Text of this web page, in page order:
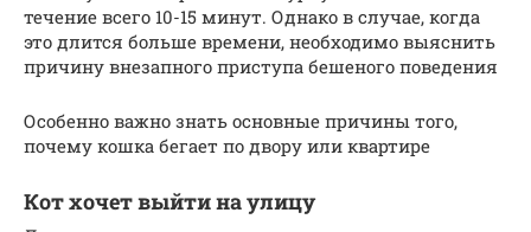
течение всего 10-15 минут. Однако в случае, когда
это длится больше времени, необходимо выяснить
причину внезапного приступа бешеного поведения
Особенно важно знать основные причины того,
почему кошка бегает по двору или квартире
Кот хочет выйти на улицу